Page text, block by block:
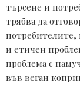
търсене и
трябва да
потребителите,
и етичен
проблема с
във веган